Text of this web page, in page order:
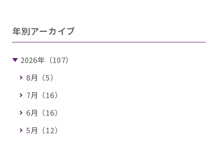
年別アーカイブ
2026年（107）
8月（5）
7月（16）
6月（16）
5月（12）